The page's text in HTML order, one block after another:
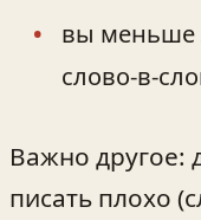
вы меньше
слово-в-
Важно другое:
писать плохо